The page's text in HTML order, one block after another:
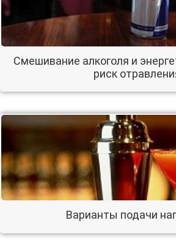
Смешивание алкоголя и
риск
Варианты подачи